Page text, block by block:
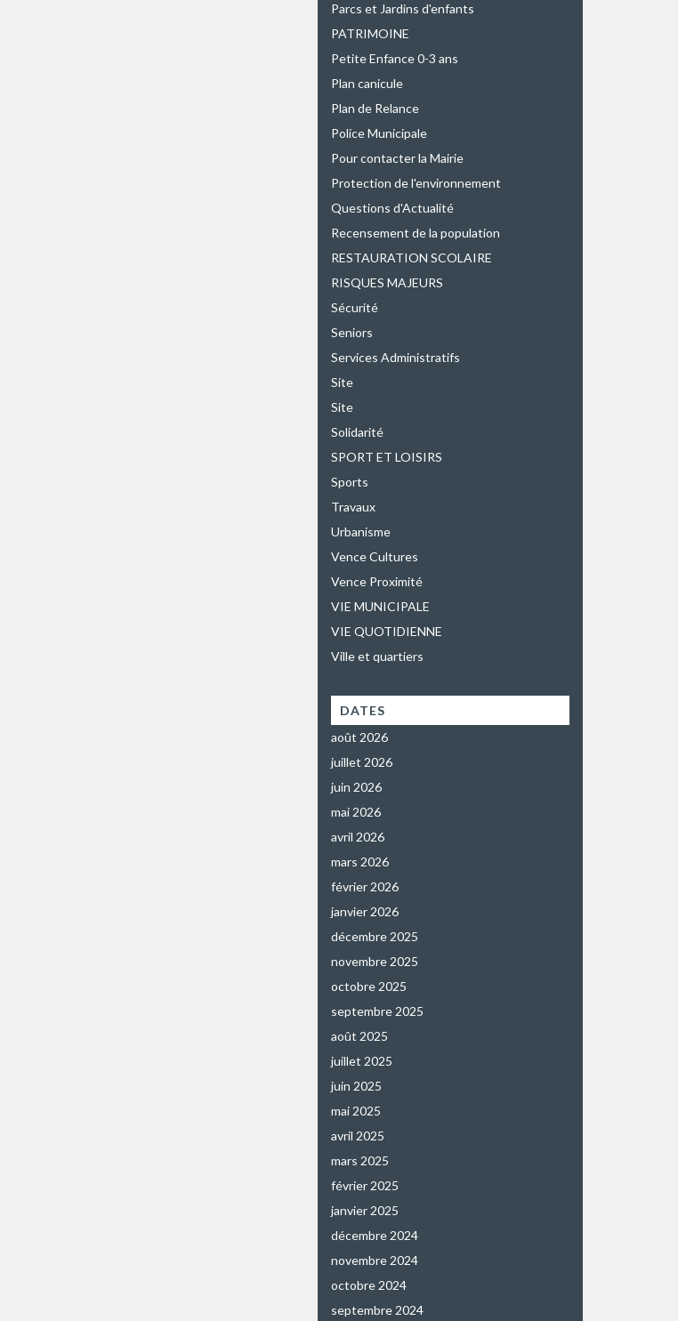
Parcs et Jardins d'enfants
PATRIMOINE
Petite Enfance 0-3 ans
Plan canicule
Plan de Relance
Police Municipale
Pour contacter la Mairie
Protection de l'environnement
Questions d'Actualité
Recensement de la population
RESTAURATION SCOLAIRE
RISQUES MAJEURS
Sécurité
Seniors
Services Administratifs
Site
Site
Solidarité
SPORT ET LOISIRS
Sports
Travaux
Urbanisme
Vence Cultures
Vence Proximité
VIE MUNICIPALE
VIE QUOTIDIENNE
Ville et quartiers
DATES
août 2026
juillet 2026
juin 2026
mai 2026
avril 2026
mars 2026
février 2026
janvier 2026
décembre 2025
novembre 2025
octobre 2025
septembre 2025
août 2025
juillet 2025
juin 2025
mai 2025
avril 2025
mars 2025
février 2025
janvier 2025
décembre 2024
novembre 2024
octobre 2024
septembre 2024